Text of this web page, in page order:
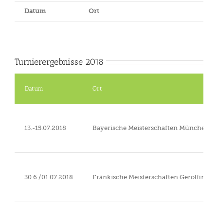
Datum Ort
Turnierergebnisse 2018
Datum Ort
13.-15.07.2018 Bayerische Meisterschaften München-
30.6./01.07.2018 Fränkische Meisterschaften Gerolfingen